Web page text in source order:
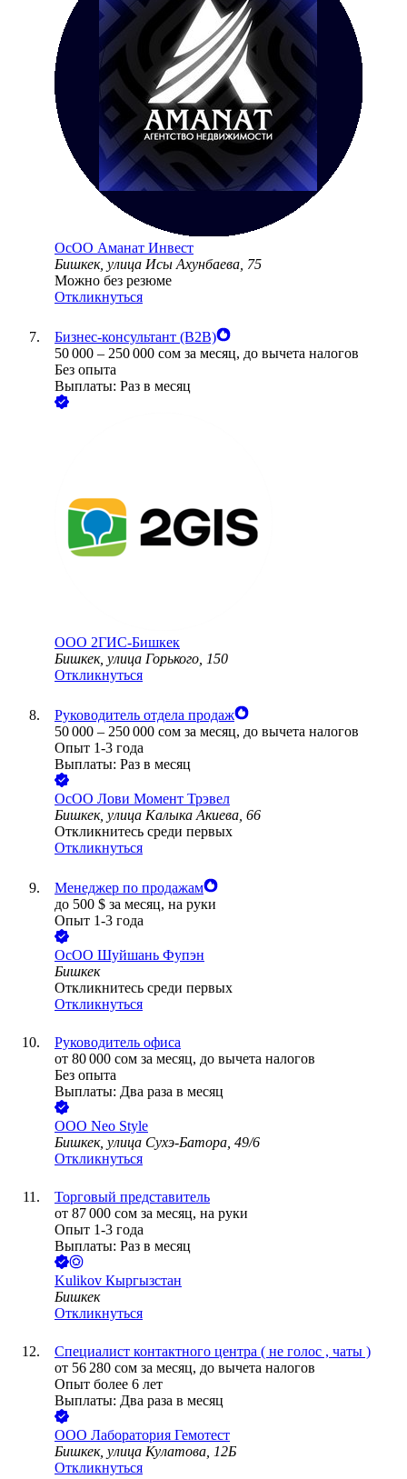
ОсОО Аманат Инвест
Бишкек, улица Исы Ахунбаева, 75
Можно без резюме
Откликнуться
Бизнес-консультант (В2В)
50 000 – 250 000 сом за месяц, до вычета налогов
Без опыта
Выплаты: Раз в месяц
ООО 2ГИС-Бишкек
Бишкек, улица Горького, 150
Откликнуться
Руководитель отдела продаж
50 000 – 250 000 сом за месяц, до вычета налогов
Опыт 1-3 года
Выплаты: Раз в месяц
ОсОО Лови Момент Трэвел
Бишкек, улица Калыка Акиева, 66
Откликнитесь среди первых
Откликнуться
Менеджер по продажам
до 500 $ за месяц, на руки
Опыт 1-3 года
ОсОО Шуйшань Фупэн
Бишкек
Откликнитесь среди первых
Откликнуться
Руководитель офиса
от 80 000 сом за месяц, до вычета налогов
Без опыта
Выплаты: Два раза в месяц
ООО Neo Style
Бишкек, улица Сухэ-Батора, 49/6
Откликнуться
Торговый представитель
от 87 000 сом за месяц, на руки
Опыт 1-3 года
Выплаты: Раз в месяц
Kulikov Кыргызстан
Бишкек
Откликнуться
Специалист контактного центра ( не голос , чаты )
от 56 280 сом за месяц, до вычета налогов
Опыт более 6 лет
Выплаты: Два раза в месяц
ООО Лаборатория Гемотест
Бишкек, улица Кулатова, 12Б
Откликнуться